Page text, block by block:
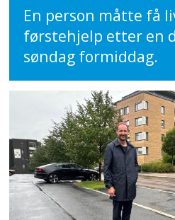
En person måtte få
førstehjelp etter en
søndag formiddag.